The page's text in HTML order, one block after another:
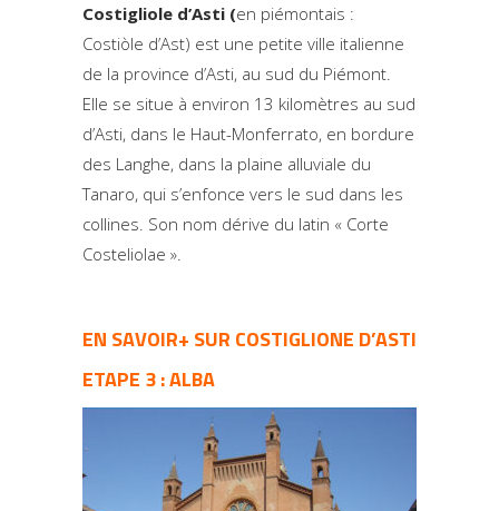
Costigliole d’Asti (en piémontais :
Costiòle d’Ast) est une petite ville italienne
de la province d’Asti, au sud du Piémont.
Elle se situe à environ 13 kilomètres au sud
d’Asti, dans le Haut-Monferrato, en bordure
des Langhe, dans la plaine alluviale du
Tanaro, qui s’enfonce vers le sud dans les
collines. Son nom dérive du latin « Corte
Costeliolae ».
EN SAVOIR+ SUR COSTIGLIONE D’ASTI
ETAPE 3 : ALBA